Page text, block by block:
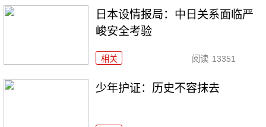
日本设情报局：中日关系面临严
峻安全考验
相关 阅读 13351
少年护证：历史不容抹去